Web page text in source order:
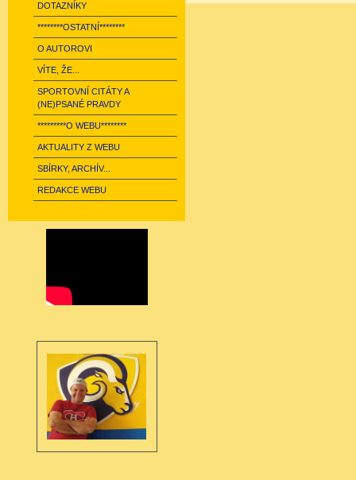
DOTAZNÍKY
********OSTATNÍ********
O AUTOROVI
VÍTE, ŽE...
SPORTOVNÍ CITÁTY A
(NE)PSANÉ PRAVDY
*********O WEBU********
AKTUALITY Z WEBU
SBÍRKY, ARCHÍV...
REDAKCE WEBU